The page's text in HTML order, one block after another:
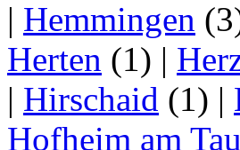
| Hemmingen
Herten (1) |
| Hirschaid (1) |
Hofheim am